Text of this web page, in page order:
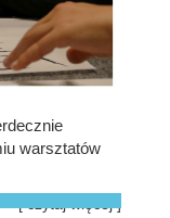
warsztatów